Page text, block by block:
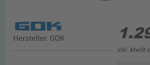
Hersteller: GOK
inkl. MwSt